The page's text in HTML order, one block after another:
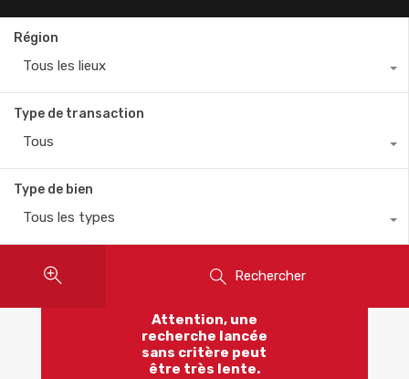
Région
Tous les lieux
Type de transaction
Tous
Type de bien
Tous les types
Rechercher
Attention, une
recherche lancée
sans critère peut
être très lente.